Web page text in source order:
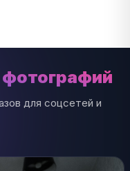
для соцсетей и